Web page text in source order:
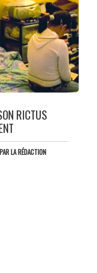
RICTUS
PARLA RÉDACTION